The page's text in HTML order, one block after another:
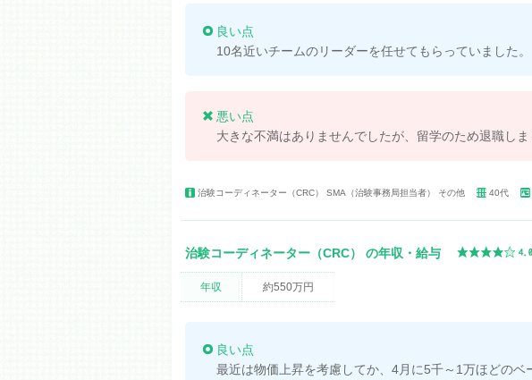
良い点
10名近いチームのリーダーを任せてもらっていました。
悪い点
大きな不満はありませんでしたが、留学のため退職しま
治験コーディネーター（CRC） SMA（治験事務局担当者） その他 40代
治験コーディネーター（CRC） の年収・給与
年収 約550万円
良い点
最近は物価上昇を考慮してか、4月に5千～1万ほどのベ